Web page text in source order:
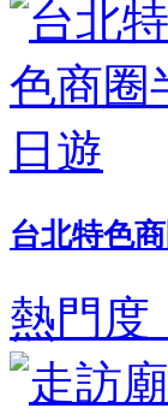
台北特色
熱門度